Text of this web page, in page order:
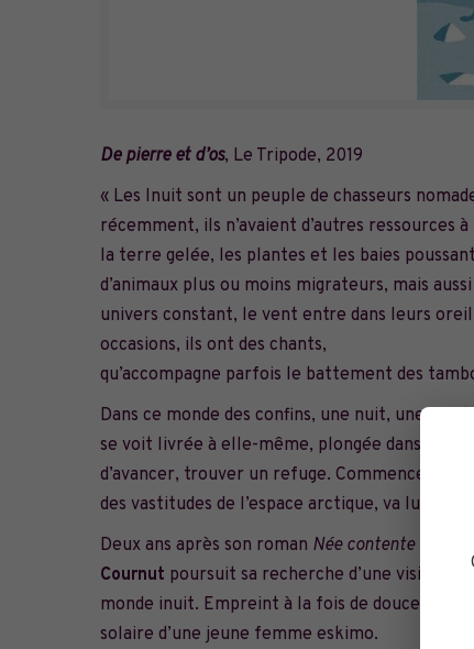
De pierre et d’os, Le Tripode, 2019
« Les Inuit sont un peuple de chasseurs
récemment, ils n’avaient d’autres ressources
la terre gelée, les plantes et les baies
d’animaux plus ou moins migrateurs, mais
univers constant, le vent entre dans leurs
occasions, ils ont des chants,
qu’accompagne parfois le battement des
Dans ce monde des confins, une nuit, une
se voit livrée à elle-même, plongée dans la
d’avancer, trouver un refuge. Commence
des vastitudes de l’espace arctique, va lui
Deux ans après son roman Née contente à Oraibi
Cournut poursuit sa recherche d’une vision
monde inuit. Empreint à la fois de douceur,
solaire d’une jeune femme eskimo.